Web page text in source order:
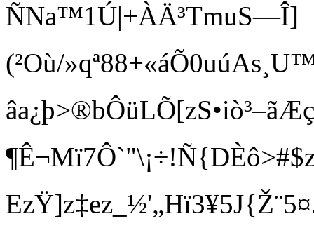
ÑNa™1Ú|+ÀÄ³TmuS—Î]
(²Où/
EzŸ]z‡ez_½'„Hï3¥5